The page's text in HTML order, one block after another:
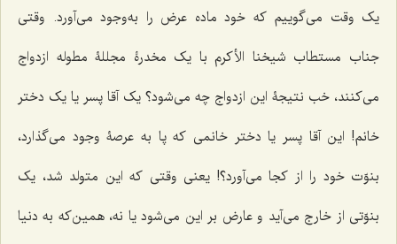
یک وقت می‌گوییم که خود ماده عرض را به‌وجود می‌آورد. وقتی
جناب مستطاب شیخنا الأکرم با یک مخدرۀ مجللۀ مطوله ازدواج
می‌کنند، خب نتیجۀ این ازدواج چه می‌شود؟ یک آقا پسر یا یک دختر
خانم! این آقا پسر یا دختر خانمی که پا به عرصۀ وجود می‌گذارد،
بنوّت خود را از کجا می‌آورد؟! یعنی وقتی که این متولد شد، یک
بنوّتی از خارج می‌آید و عارض بر این می‌شود یا نه، همین‌که به دنیا